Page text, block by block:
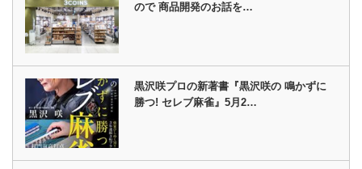
ので 商品開発のお話を…
黒沢咲プロの新著書『黒沢咲の 鳴かずに
勝つ! セレブ麻雀』5月2…